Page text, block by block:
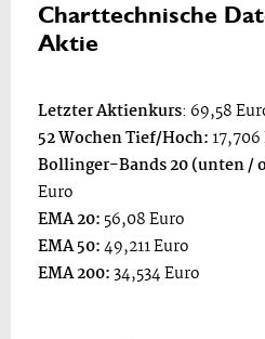
Charttechnische
Aktie
Letzter Aktienkurs: 69,58
52 Wochen Tief/Hoch:
Bollinger-Bands 20 (unten /
Euro
EMA 20: 56,08 Euro
EMA 50:49,211 Euro
EMA 200:34,534 Euro